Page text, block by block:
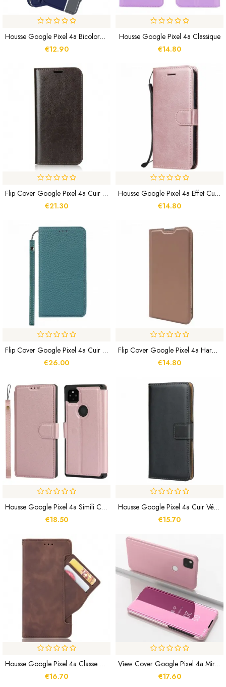
Housse Google Pixel 4a Bicolore Baiyu Series
€12.90
Housse Google Pixel 4a Classique
€14.80
Flip Cover Google Pixel 4a Cuir Véritable
€21.30
Housse Google Pixel 4a Effet Cuir À Lanière
€14.80
Flip Cover Google Pixel 4a Cuir Litchi Véritable À Lanière
€26.00
Flip Cover Google Pixel 4a Harmonious
€14.80
Housse Google Pixel 4a Simili Cuir À Lanière
€18.50
Housse Google Pixel 4a Cuir Véritable
€15.70
Housse Google Pixel 4a Classe Première Multi-Cartes
€16.70
View Cover Google Pixel 4a Miroir Et Simili Cuir
€17.60